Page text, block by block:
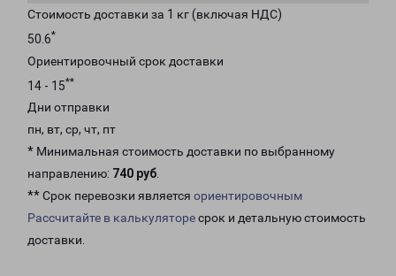
Стоимость доставки за 1 кг (включая НДС)
50.6*
Ориентировочный срок доставки
14 - 15**
Дни отправки
пн, вт, ср, чт, пт
* Минимальная стоимость доставки по выбранному
направлению: 740 руб.
** Срок перевозки является ориентировочным
Рассчитайте в калькуляторесрок и детальную стоимость
доставки.